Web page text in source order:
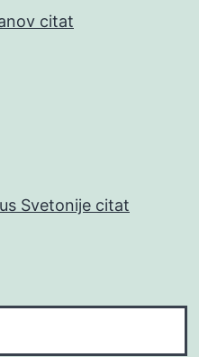
citat
Svetonije citat